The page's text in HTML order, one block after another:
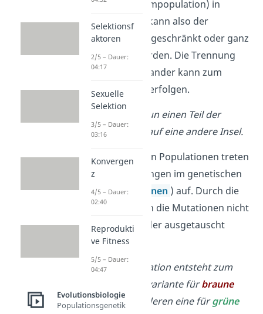
Population (Stammpopulation) in
Teilpopulationen kann also der
Genaustausch eingeschränkt oder ganz
unterbrochen werden. Die Trennung
(Isolation) voneinander kann zum
Beispiel räumlich erfolgen.
Ein Sturm weht nun einen Teil der
Vogelpopulation auf eine andere Insel.
Schritt 3: In beiden Populationen treten
spontane Änderungen im genetischen
Material (Mutationen ) auf. Durch die
Trennung können die Mutationen nicht
mehr untereinander ausgetauscht
werden.
In einer Teilpopulation entsteht zum
Beispiel eine Genvariante fürbraune
Federn, in der anderen eine fürgrüne
Selektionsf
aktoren
2/5 – Dauer:
04:17
Sexuelle
Selektion
3/5 – Dauer:
03:16
Konvergen
z
4/5 – Dauer:
02:40
Reprodukti
ve Fitness
5/5 – Dauer:
04:47
Evolutionsbiologie
Populationsgenetik